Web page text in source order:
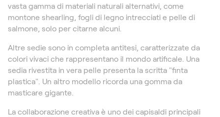
vasta gamma di materiali naturali alternativi, come
montone shearling, fogli di legno intrecciati e pelle di
salmone, solo per citarne alcuni.
Altre sedie sono in completa antitesi, caratterizzate da
colori vivaci che rappresentano il mondo artificale. Una
sedia rivestita in vera pelle presenta la scritta "finta
plastica". Un altro modello ricorda una gomma da
masticare gigante.
La collaborazione creativa è uno dei capisaldi principali